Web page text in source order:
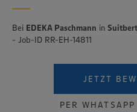
Bei EDEKA Paschmann in
- Job-ID RR-EH-14811
JETZT
PER WHATSAPP